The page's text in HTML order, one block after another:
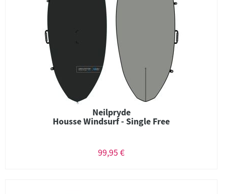
Neilpryde
Housse Windsurf - Single Free
99,95 €